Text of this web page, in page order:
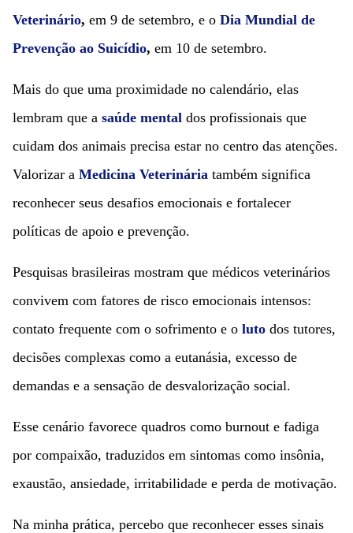
Veterinário, em 9 de setembro, e o Dia Mundial de
Prevenção ao Suicídio, em 10 de setembro.
Mais do que uma proximidade no calendário, elas
lembram que a saúde mental dos profissionais que
cuidam dos animais precisa estar no centro das atenções.
Valorizar a Medicina Veterinária também significa
reconhecer seus desafios emocionais e fortalecer
políticas de apoio e prevenção.
Pesquisas brasileiras mostram que médicos veterinários
convivem com fatores de risco emocionais intensos:
contato frequente com o sofrimento e o luto dos tutores,
decisões complexas como a eutanásia, excesso de
demandas e a sensação de desvalorização social.
Esse cenário favorece quadros como burnout e fadiga
por compaixão, traduzidos em sintomas como insônia,
exaustão, ansiedade, irritabilidade e perda de motivação.
Na minha prática, percebo que reconhecer esses sinais